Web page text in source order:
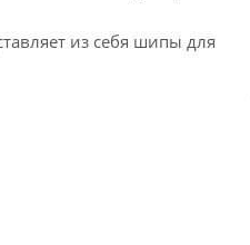
из себя шипы для